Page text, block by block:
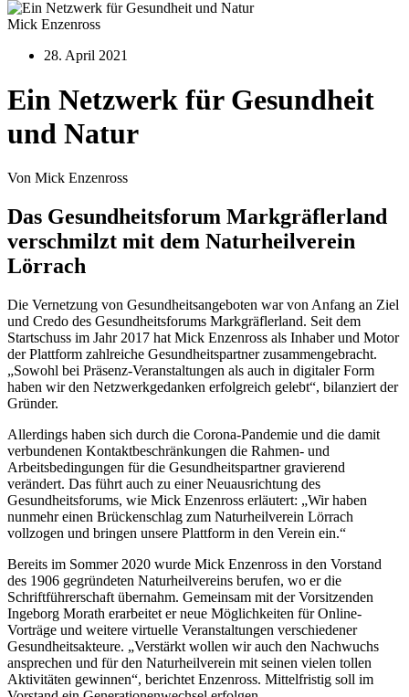
Mick Enzenross
28. April 2021
Ein Netzwerk für Gesundheit
und Natur
Von Mick Enzenross
Das Gesundheitsforum Markgräflerland
verschmilzt mit dem Naturheilverein
Lörrach
Die Vernetzung von Gesundheitsangeboten war von Anfang an Ziel
und Credo des Gesundheitsforums Markgräflerland. Seit dem
Startschuss im Jahr 2017 hat Mick Enzenross als Inhaber und Motor
der Plattform zahlreiche Gesundheitspartner zusammengebracht.
„Sowohl bei Präsenz-Veranstaltungen als auch in digitaler Form
haben wir den Netzwerkgedanken erfolgreich gelebt“, bilanziert der
Gründer.
Allerdings haben sich durch die Corona-Pandemie und die damit
verbundenen Kontaktbeschränkungen die Rahmen- und
Arbeitsbedingungen für die Gesundheitspartner gravierend
verändert. Das führt auch zu einer Neuausrichtung des
Gesundheitsforums, wie Mick Enzenross erläutert: „Wir haben
nunmehr einen Brückenschlag zum Naturheilverein Lörrach
vollzogen und bringen unsere Plattform in den Verein ein.“
Bereits im Sommer 2020 wurde Mick Enzenross in den Vorstand
des 1906 gegründeten Naturheilvereins berufen, wo er die
Schriftführerschaft übernahm. Gemeinsam mit der Vorsitzenden
Ingeborg Morath erarbeitet er neue Möglichkeiten für Online-
Vorträge und weitere virtuelle Veranstaltungen verschiedener
Gesundheitsakteure. „Verstärkt wollen wir auch den Nachwuchs
ansprechen und für den Naturheilverein mit seinen vielen tollen
Aktivitäten gewinnen“, berichtet Enzenross. Mittelfristig soll im